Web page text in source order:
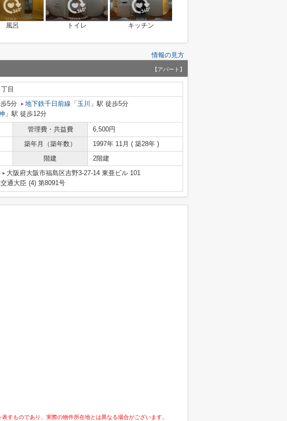
風呂 トイレ キッチン
情報の見方
【アパート】
丁目
5分 地下鉄千日前線 「 玉川 」駅 徒歩5分
」駅 徒歩12分
管理費・共益費
6,500円
築年月（築年数）
1997年 11月 ( 築28年 )
階建 2階建
大阪府大阪市福島区吉野3-27-14 東亜ビル 101
通大臣 (4) 第8091号
すものであり、実際の物件所在地とは異なる場合がございます。